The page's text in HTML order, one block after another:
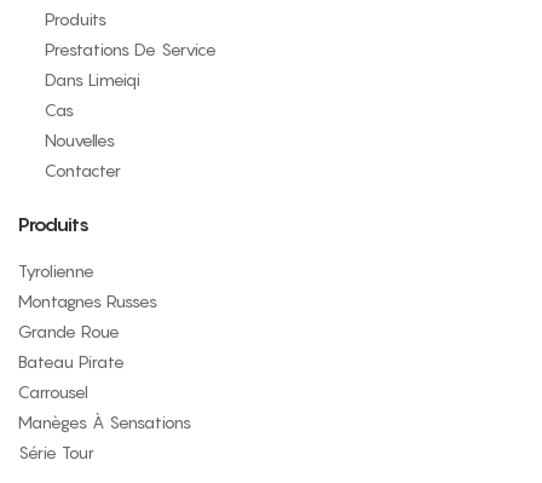
Produits
Prestations De Service
Dans Limeiqi
Cas
Nouvelles
Contacter
Produits
Tyrolienne
Montagnes Russes
Grande Roue
Bateau Pirate
Carrousel
Manèges À Sensations
Série Tour